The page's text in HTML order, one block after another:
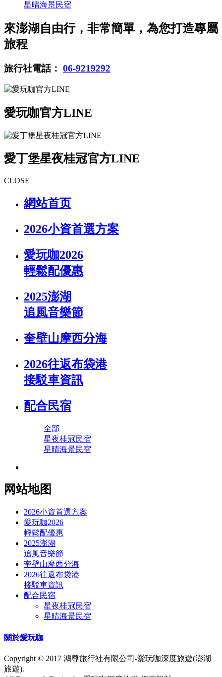
星晴海景民宿
來澎湖自由行，非常簡單，為您打造專屬
旅程
旅行社電話： 06-9219292
愛玩咖官方LINE
愛丁堡星夜桂冠官方LINE
CLOSE
網站首页
2026小資首選方案
愛玩咖2026
輕鬆配優惠
2025澎湖
追風音樂節
奎壁山摩西分海
2026往返布袋港
接駁車資訊
配合民宿
全部
星夜桂冠民宿
星晴海景民宿
网站地图
2026小資首選方案
愛玩咖2026
輕鬆配優惠
2025澎湖
追風音樂節
奎壁山摩西分海
2026往返布袋港
接駁車資訊
配合民宿
星夜桂冠民宿
星晴海景民宿
關於愛玩咖
Copyright © 2017 鴻尊旅行社有限公司-愛玩咖深度旅遊(澎湖
旅遊).